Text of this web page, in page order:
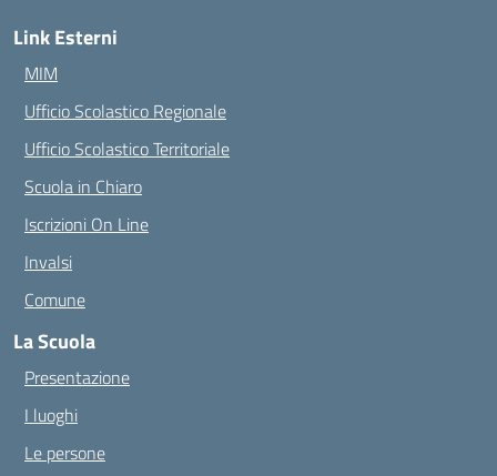
Link Esterni
MIM
Ufficio Scolastico Regionale
Ufficio Scolastico Territoriale
Scuola in Chiaro
Iscrizioni On Line
Invalsi
Comune
La Scuola
Presentazione
I luoghi
Le persone